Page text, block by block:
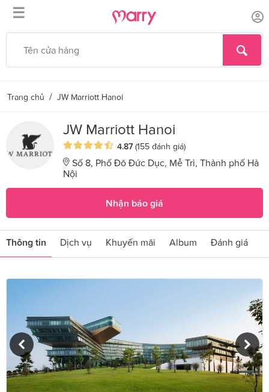
☰
Trang chủ / JW Marriott Hanoi
JW Marriott Hanoi
4.87 (155 đánh giá)
Số 8, Phố Đõ Đức Dục, Mễ Trì, Thành phố Hà
Nội
Nhận báo giá
Thông tin Dịch vụ Khuyến mãi Album Đánh giá